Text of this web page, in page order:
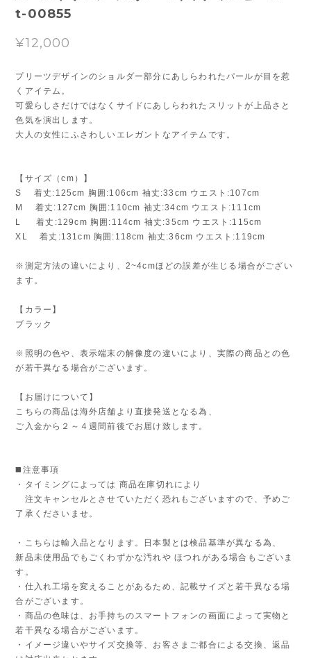
t-00855
¥12,000
プリーツデザインのショルダー部分にあしらわれたパールが目を惹
くアイテム。
可愛らしさだけではなくサイドにあしらわれたスリットが上品さと
色気を演出します。
大人の女性にふさわしいエレガントなアイテムです。
【サイズ（cm）】
S 着丈:125cm 胸囲:106cm 袖丈:33cm ウエスト:107cm
M 着丈:127cm 胸囲:110cm 袖丈:34cm ウエスト:111cm
L 着丈:129cm 胸囲:114cm 袖丈:35cm ウエスト:115cm
XL 着丈:131cm 胸囲:118cm 袖丈:36cm ウエスト:119cm
※測定方法の違いにより、2~4cmほどの誤差が生じる場合がござい
ます。
【カラー】
ブラック
※照明の色や、表示端末の解像度の違いにより、実際の商品との色
が若干異なる場合がございます。
【お届けについて】
こちらの商品は海外店舗より直接発送となる為、
ご入金から２～４週間前後でお届け致します。
◼️注意事項
・タイミングによっては 商品在庫切れにより
注文キャンセルとさせていただく恐れもございますので、予めご
了承くださいませ。
・こちらは輸入品となります。日本製とは検品基準が異なる為、
新品未使用品でもごくわずかな汚れや ほつれがある場合もございま
す。
・仕入れ工場を変えることがあるため、記載サイズと若干異なる場
合がございます。
・商品の色味は、お手持ちのスマートフォンの画面によって実物と
若干異なる場合がございます。
・イメージ違いやサイズ交換等、お客さまご都合による交換、返品